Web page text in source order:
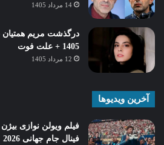
14 مرداد 1405
1405 + علت فوت
12 مرداد 1405
آخرین ویدیوها
فیلم ویولن نوازی
فینال جام جهانی 2026